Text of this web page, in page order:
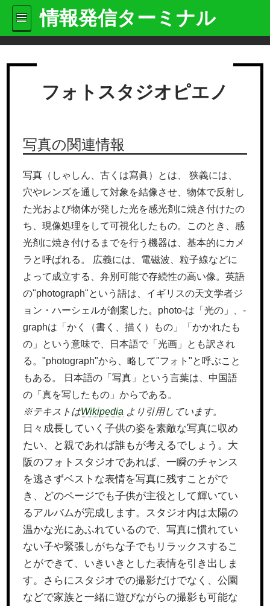
情報発信ターミナル
フォトスタジオピエノ
写真の関連情報
写真（しゃしん、古くは寫眞）とは、 狭義には、
穴やレンズを通して対象を結像させ、物体で反射し
た光および物体が発した光を感光剤に焼き付けたの
ち、現像処理をして可視化したもの。このとき、感
光剤に焼き付けるまでを行う機器は、基本的にカメ
ラと呼ばれる。 広義には、電磁波、粒子線などに
よって成立する、弁別可能で存続性の高い像。英語
の"photograph"という語は、イギリスの天文学者ジ
ョン・ハーシェルが創案した。photo-は「光の」、-
graphは「かく（書く、描く）もの」「かかれたも
の」という意味で、日本語で「光画」とも訳され
る。"photograph"から、略して"フォト"と呼ぶこと
もある。 日本語の「写真」という言葉は、中国語
の「真を写したもの」からである。
※テキストはWikipedia より引用しています。
日々成長していく子供の姿を素敵な写真に収め
たい、と親であれば誰もが考えるでしょう。大
阪のフォトスタジオであれば、一瞬のチャンス
を逃さずベストな表情を写真に残すことがで
き、どのページでも子供が主役として輝いてい
るアルバムが完成します。スタジオ内は太陽の
温かな光にあふれているので、写真に慣れてい
ない子や緊張しがちな子でもリラックスするこ
とができて、いきいきとした表情を引き出しま
す。さらにスタジオでの撮影だけでなく、公園
などで家族と一緒に遊びながらの撮影も可能な